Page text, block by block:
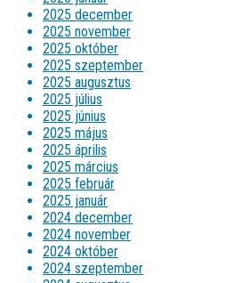
2025 december
2025 november
2025 október
2025 szeptember
2025 augusztus
2025 július
2025 június
2025 május
2025 április
2025 március
2025 február
2025 január
2024 december
2024 november
2024 október
2024 szeptember